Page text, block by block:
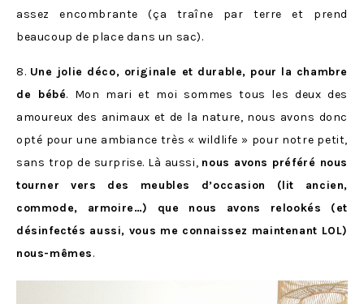
assez encombrante (ça traîne par terre et prend
beaucoup de place dans un sac).
8. Une jolie déco, originale et durable, pour la chambre
de bébé. Mon mari et moi sommes tous les deux des
amoureux des animaux et de la nature, nous avons donc
opté pour une ambiance très « wildlife » pour notre petit,
sans trop de surprise. Là aussi, nous avons préféré nous
tourner vers des meubles d’occasion (lit ancien,
commode, armoire…) que nous avons relookés (et
désinfectés aussi, vous me connaissez maintenant LOL)
nous-mêmes.